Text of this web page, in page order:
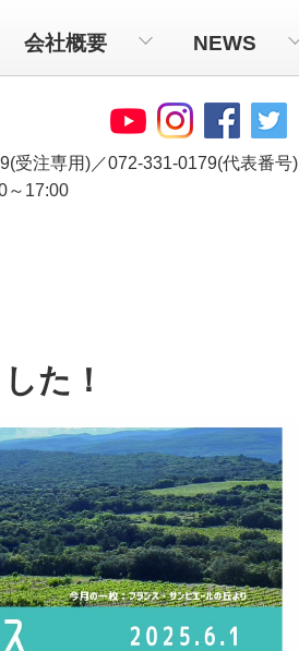
会社概要 NEWS
受注専用)／072-331-0179(代表番号)
～17:00
た！